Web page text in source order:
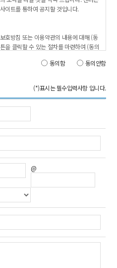
동의함 동의안함
(*)표시는 필수입력사항 입니다.
@